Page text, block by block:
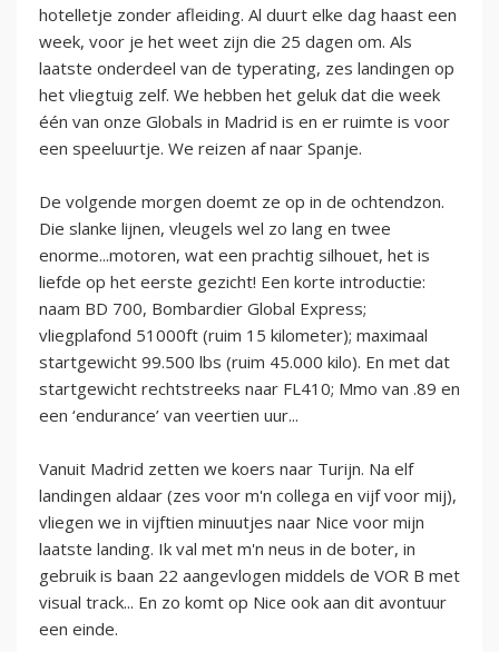
hotelletje zonder afleiding. Al duurt elke dag haast een
week, voor je het weet zijn die 25 dagen om. Als
laatste onderdeel van de typerating, zes landingen op
het vliegtuig zelf. We hebben het geluk dat die week
één van onze Globals in Madrid is en er ruimte is voor
een speeluurtje. We reizen af naar Spanje.
De volgende morgen doemt ze op in de ochtendzon.
Die slanke lijnen, vleugels wel zo lang en twee
enorme...motoren, wat een prachtig silhouet, het is
liefde op het eerste gezicht! Een korte introductie:
naam BD 700, Bombardier Global Express;
vliegplafond 51000ft (ruim 15 kilometer); maximaal
startgewicht 99.500 lbs (ruim 45.000 kilo). En met dat
startgewicht rechtstreeks naar FL410; Mmo van .89 en
een ‘endurance’ van veertien uur...
Vanuit Madrid zetten we koers naar Turijn. Na elf
landingen aldaar (zes voor m'n collega en vijf voor mij),
vliegen we in vijftien minuutjes naar Nice voor mijn
laatste landing. Ik val met m'n neus in de boter, in
gebruik is baan 22 aangevlogen middels de VOR B met
visual track... En zo komt op Nice ook aan dit avontuur
een einde.